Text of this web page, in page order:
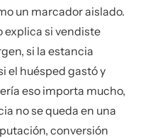
un marcador aislado.
explica si vendiste
si la estancia
el huésped gastó y
eso importa mucho,
no se queda en una
conversión